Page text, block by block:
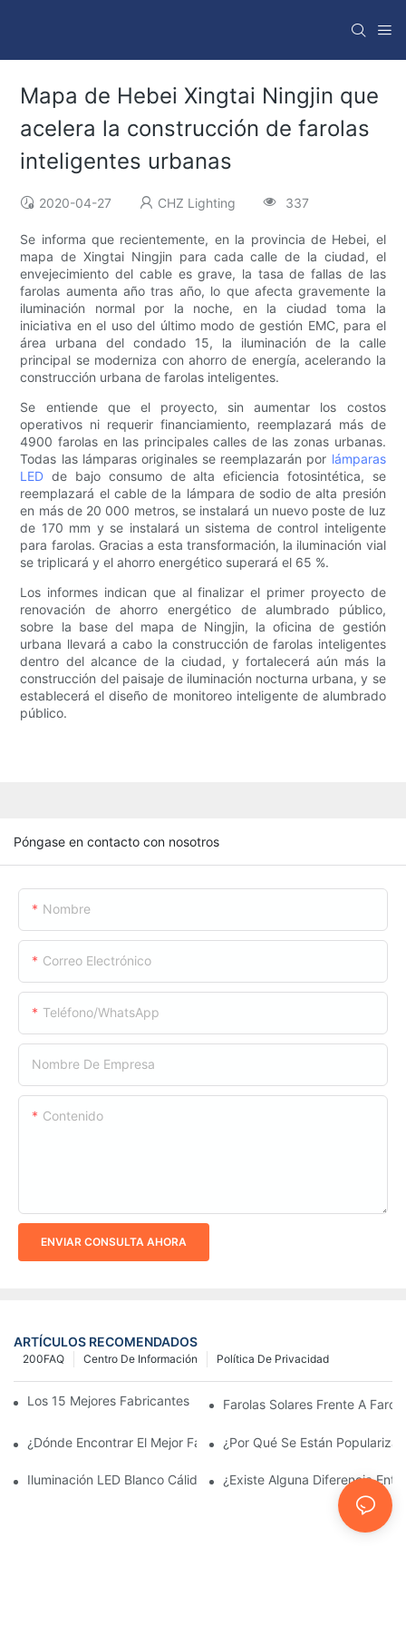
Mapa de Hebei Xingtai Ningjin que
acelera la construcción de farolas
inteligentes urbanas
2020-04-27 CHZ Lighting 337
Se informa que recientemente, en la provincia de Hebei, el
mapa de Xingtai Ningjin para cada calle de la ciudad, el
envejecimiento del cable es grave, la tasa de fallas de las
farolas aumenta año tras año, lo que afecta gravemente la
iluminación normal por la noche, en la ciudad toma la
iniciativa en el uso del último modo de gestión EMC, para el
área urbana del condado 15, la iluminación de la calle
principal se moderniza con ahorro de energía, acelerando la
construcción urbana de farolas inteligentes.
Se entiende que el proyecto, sin aumentar los costos
operativos ni requerir financiamiento, reemplazará más de
4900 farolas en las principales calles de las zonas urbanas.
Todas las lámparas originales se reemplazarán por lámparas
LED de bajo consumo de alta eficiencia fotosintética, se
reemplazará el cable de la lámpara de sodio de alta presión
en más de 20 000 metros, se instalará un nuevo poste de luz
de 170 mm y se instalará un sistema de control inteligente
para farolas. Gracias a esta transformación, la iluminación vial
se triplicará y el ahorro energético superará el 65 %.
Los informes indican que al finalizar el primer proyecto de
renovación de ahorro energético de alumbrado público,
sobre la base del mapa de Ningjin, la oficina de gestión
urbana llevará a cabo la construcción de farolas inteligentes
dentro del alcance de la ciudad, y fortalecerá aún más la
construcción del paisaje de iluminación nocturna urbana, y se
establecerá el diseño de monitoreo inteligente de alumbrado
público.
Póngase en contacto con nosotros
Nombre
Correo Electrónico
Teléfono/WhatsApp
Nombre De Empresa
Contenido
ENVIAR CONSULTA AHORA
ARTÍCULOS RECOMENDADOS
Política De Privacidad
Centro De Información
200FAQ
Los 15 Mejores Fabricantes De Farolas Solares Del Mundo
Farolas Solares Frente A
¿Dónde Encontrar El Mejor Fabricante De Farolas Solares?
¿Por Qué Se Están
Iluminación LED Blanco Cálido Vs. Blanco Suave
¿Existe Alguna Diferencia